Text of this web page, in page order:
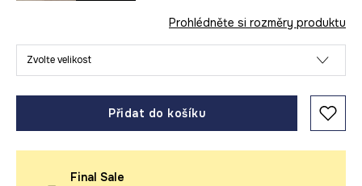
Prohlédněte si rozměry produktu
Zvolte velikost
Přidat do košíku
Final Sale